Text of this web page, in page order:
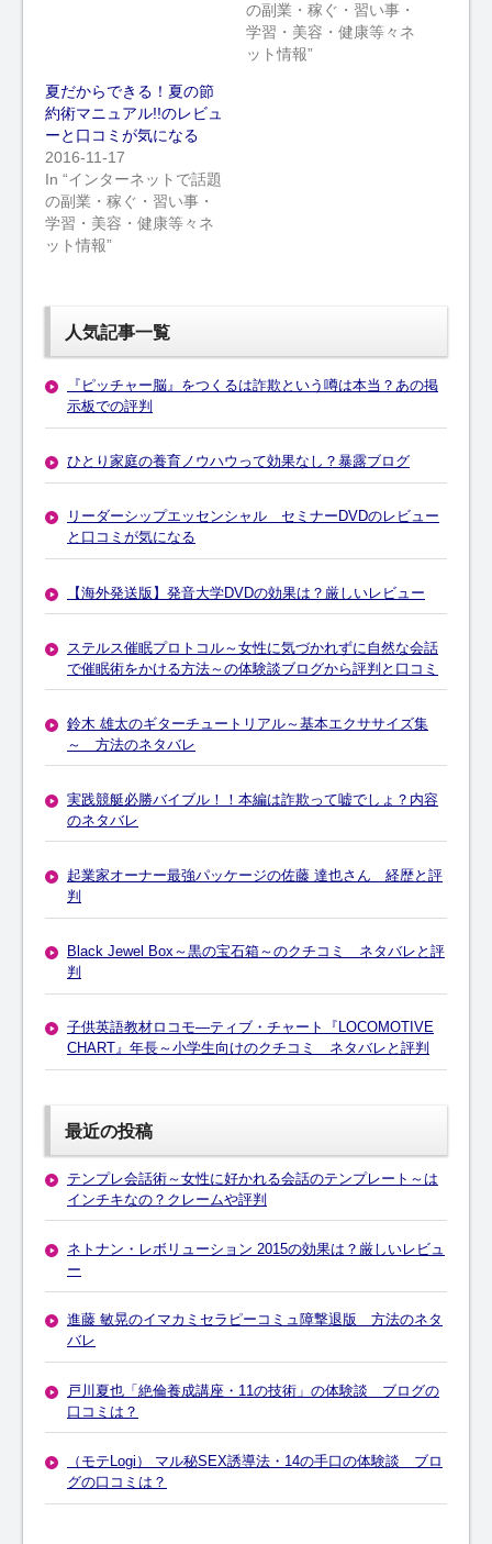
の副業・稼ぐ・習い事・
学習・美容・健康等々ネ
ット情報”
夏だからできる！夏の節
約術マニュアル!!のレビュ
ーと口コミが気になる
2016-11-17
In “インターネットで話題
の副業・稼ぐ・習い事・
学習・美容・健康等々ネ
ット情報”
人気記事一覧
『ピッチャー脳』をつくるは詐欺という噂は本当？あの掲
示板での評判
ひとり家庭の養育ノウハウって効果なし？暴露ブログ
リーダーシップエッセンシャル セミナーDVDのレビュー
と口コミが気になる
【海外発送版】発音大学DVDの効果は？厳しいレビュー
ステルス催眠プロトコル～女性に気づかれずに自然な会話
で催眠術をかける方法～の体験談ブログから評判と口コミ
鈴木 雄太のギターチュートリアル～基本エクササイズ集
～ 方法のネタバレ
実践競艇必勝バイブル！！本編は詐欺って嘘でしょ？内容
のネタバレ
起業家オーナー最強パッケージの佐藤 達也さん 経歴と評
判
Black Jewel Box～黒の宝石箱～のクチコミ ネタバレと評
判
子供英語教材ロコモ―ティブ・チャート『LOCOMOTIVE
CHART』年長～小学生向けのクチコミ ネタバレと評判
最近の投稿
テンプレ会話術～女性に好かれる会話のテンプレート～は
インチキなの？クレームや評判
ネトナン・レボリューション 2015の効果は？厳しいレビュ
ー
進藤 敏晃のイマカミセラピーコミュ障撃退版 方法のネタ
バレ
戸川夏也「絶倫養成講座・11の技術」の体験談 ブログの
口コミは？
（モテLogi） マル秘SEX誘導法・14の手口の体験談 ブロ
グの口コミは？